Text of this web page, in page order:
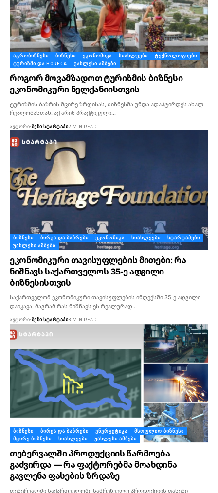
ᲐᲒᲠᲝᲑᲘᲖᲜᲔᲡᲘ ᲑᲘᲖᲜᲔᲡᲘ ᲔᲙᲝᲜᲝᲛᲘᲙᲐ ᲡᲘᲐᲮᲚᲔᲔᲑᲘ
ᲢᲔᲥᲜᲝᲚᲝᲒᲘᲔᲑᲘ
ᲢᲣᲠᲘᲖᲛᲘ ᲓᲐ HORECA
ᲣᲐᲮᲚᲔᲡᲘ ᲐᲛᲑᲔᲑᲘ
როგორ მოვამზადოთ ტურიზმის ბიზნესი
ეკონომიკური ნელქანიისთვის
ტურიზმის ბაზრის მცირე ზრდისას, ბიზნესმა უნდა ადაპტირდეს ახალ
რეალობასთან. აქ არის პრაქტიკული…
ᲐᲕᲢᲝᲠᲘ:ᲨᲔᲜᲘ ᲡᲢᲐᲠᲢᲐᲞᲘ2 MIN READ
ᲑᲘᲖᲜᲔᲡᲘ ᲑᲘᲠᲟᲐ ᲓᲐ ᲑᲐᲖᲠᲔᲑᲘ ᲔᲙᲝᲜᲝᲛᲘᲙᲐ ᲡᲘᲐᲮᲚᲔᲔᲑᲘ
ᲡᲢᲐᲠᲢᲐᲞᲔᲑᲘ
ᲣᲐᲮᲚᲔᲡᲘ ᲐᲛᲑᲔᲑᲘ
ეკონომიკური თავისუფლების მითები: რა
ნიშნავს საქართველოს 35-ე ადგილი
ბიზნესისთვის
საქართველომ ეკონომიკური თავისუფლების ინდექსში 35-ე ადგილი
დაიკავა, მაგრამ რას ნიშნავს ეს რეალურად…
ᲐᲕᲢᲝᲠᲘ:ᲨᲔᲜᲘ ᲡᲢᲐᲠᲢᲐᲞᲘ3 MIN READ
ᲑᲘᲖᲜᲔᲡᲘ ᲑᲘᲠᲟᲐ ᲓᲐ ᲑᲐᲖᲠᲔᲑᲘ ᲔᲜᲔᲠᲒᲔᲢᲘᲙᲐ
ᲛᲡᲝᲤᲚᲘᲝ ᲑᲘᲖᲜᲔᲡᲘ
ᲛᲪᲘᲠᲔ ᲑᲘᲖᲜᲔᲡᲘ
ᲡᲘᲐᲮᲚᲔᲔᲑᲘ ᲣᲐᲮᲚᲔᲡᲘ ᲐᲛᲑᲔᲑᲘ
თებერვალში პროდუქციის წარმოება
გაძვირდა — რა ფაქტორებმა მოახდინა
გავლენა ფასების ზრდაზე
თებერვალში საქართველოში სამრეწველო პროდუქციის ფასები